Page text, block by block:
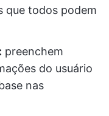
que todos podem
preenchem
do usuário
nas